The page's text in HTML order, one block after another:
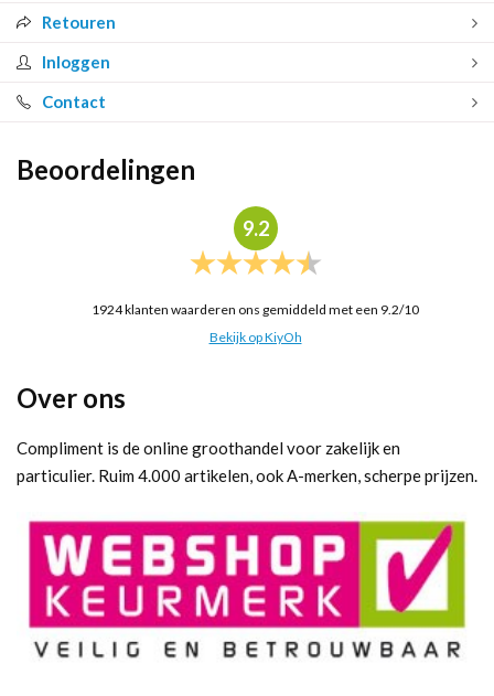
Retouren
Inloggen
Contact
Beoordelingen
9.2
1924klanten waarderen ons gemiddeld met een 9.2/10
Bekijk op KiyOh
Over ons
Compliment is de online groothandel voor zakelijk en
particulier. Ruim 4.000 artikelen, ook A-merken, scherpe prijzen.